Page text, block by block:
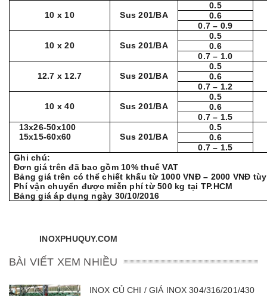
10 x 10 Sus 201/BA
0.5
0.6
0.7 – 0.9
10 x 20 Sus 201/BA
0.5
0.6
0.7 – 1.0
12.7 x 12.7 Sus 201/BA
0.5
0.6
0.7 – 1.2
10 x 40 Sus 201/BA
0.5
0.6
0.7 – 1.5
13x26-50x100
15x15-60x60
Sus 201/BA
0.5
0.6
0.7 – 1.5
Ghi chú:
Đơn giá trên đã bao gồm 10% thuế VAT
Bảng giá trên có thể chiết khấu từ 1000 VNĐ – 2000 VNĐ
Phí vận chuyển được miễn phí từ 500 kg tại TP.HCM
Bảng giá áp dụng ngày 30/10/2016
INOXPHUQUY.COM
BÀI VIẾT XEM NHIỀU
INOX CỦ CHI / GIÁ INOX 304/316/201/430